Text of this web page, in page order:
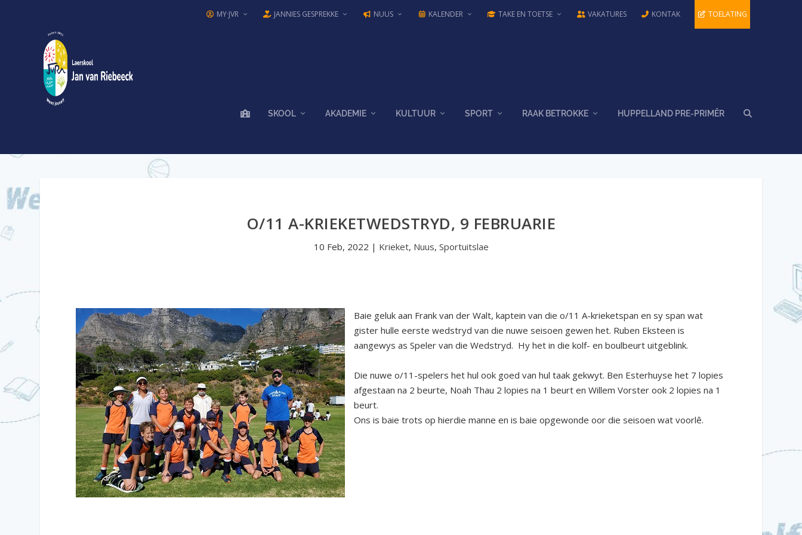
MY·JVR JANNIES GESPREKKE NUUS KALENDER TAKE EN TOETSE VAKATURES KONTAK TOELATING
SKOOL AKADEMIE KULTUUR SPORT RAAK BETROKKE HUPPELLAND PRE-PRIMÊR
O/11 A-KRIEKETWEDSTRYD, 9 FEBRUARIE
10 Feb, 2022 | Krieket, Nuus, Sportuitslae
Baie geluk aan Frank van der Walt, kaptein van die o/11 A-krieketspan en sy span wat
gister hulle eerste wedstryd van die nuwe seisoen gewen het. Ruben Eksteen is
aangewys as Speler van die Wedstryd. Hy het in die kolf- en boulbeurt uitgeblink.
Die nuwe o/11-spelers het hul ook goed van hul taak gekwyt. Ben Esterhuyse het 7 lopies
afgestaan na 2 beurte, Noah Thau 2 lopies na 1 beurt en Willem Vorster ook 2 lopies na 1
beurt.
Ons is baie trots op hierdie manne en is baie opgewonde oor die seisoen wat voorlê.